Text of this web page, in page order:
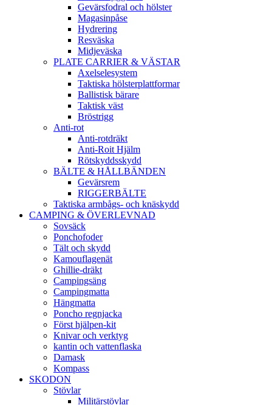
Gevärsfodral och hölster
Magasinpåse
Hydrering
Resväska
Midjeväska
PLATE CARRIER & VÄSTAR
Axelselesystem
Taktiska hölsterplattformar
Ballistisk bärare
Taktisk väst
Bröstrigg
Anti-rot
Anti-rotdräkt
Anti-Roit Hjälm
Rötskyddsskydd
BÄLTE & HÅLLBÄNDEN
Gevärsrem
RIGGERBÄLTE
Taktiska armbågs- och knäskydd
CAMPING & ÖVERLEVNAD
Sovsäck
Ponchofoder
Tält och skydd
Kamouflagenät
Ghillie-dräkt
Campingsäng
Campingmatta
Hängmatta
Poncho regnjacka
Först hjälpen-kit
Knivar och verktyg
kantin och vattenflaska
Damask
Kompass
SKODON
Stövlar
Militärstövlar